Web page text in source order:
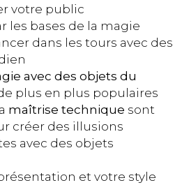
votre public
les bases de la magie
dans les tours avec des
avec des objets du
plus en plus populaires
maîtrise technique sont
créer des illusions
avec des objets
et votre style